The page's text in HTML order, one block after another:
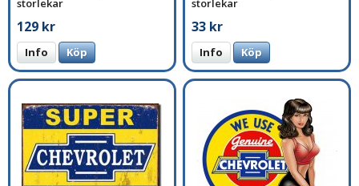
129 kr
Info Köp
33 kr
Info Köp